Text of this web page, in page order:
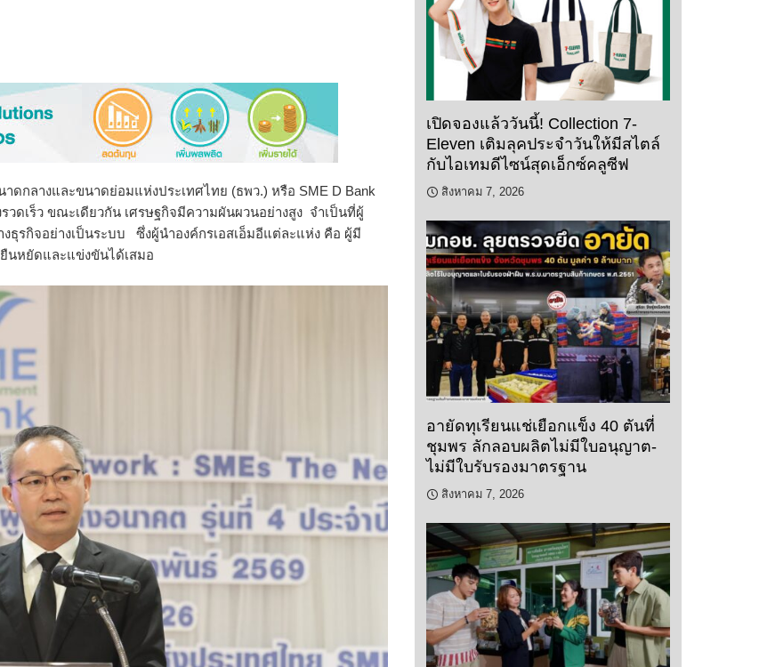
าดกลางและขนาดย่อมแห่งประเทศไทย (ธพว.) หรือ SME D Bank
วดเร็ว ขณะเดียวกัน เศรษฐกิจมีความผันผวนอย่างสูง จำเป็นที่ผู้
ธุรกิจอย่างเป็นระบบ ซึ่งผู้นำองค์กรเอสเอ็มอีแต่ละแห่ง คือ ผู้มี
นหยัดและแข่งขันได้เสมอ
เปิดจองแล้ววันนี้! Collection 7-
Eleven เติมลุคประจำวันให้มีสไตล์
กับไอเทมดีไซน์สุดเอ็กซ์คลูซีฟ
สิงหาคม 7, 2026
อายัดทุเรียนแช่เยือกแข็ง 40 ตันที่
ชุมพร ลักลอบผลิตไม่มีใบอนุญาต-
ไม่มีใบรับรองมาตรฐาน
สิงหาคม 7, 2026